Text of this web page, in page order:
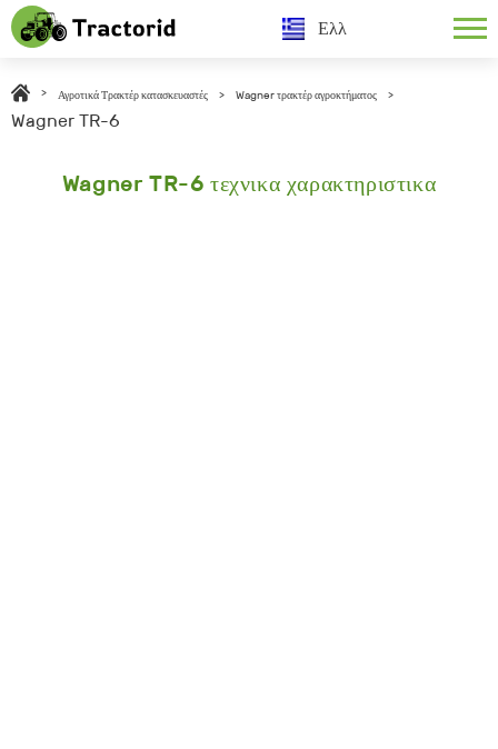
Ελλ
> Αγροτικά Τρακτέρ κατασκευαστές > Wagner τρακτέρ αγροκτήματος >
Wagner TR-6
Wagner TR-6 τεχνικα χαρακτηριστικα